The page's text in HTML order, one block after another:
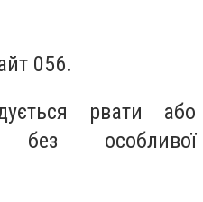
056.
рвати або
без особливої